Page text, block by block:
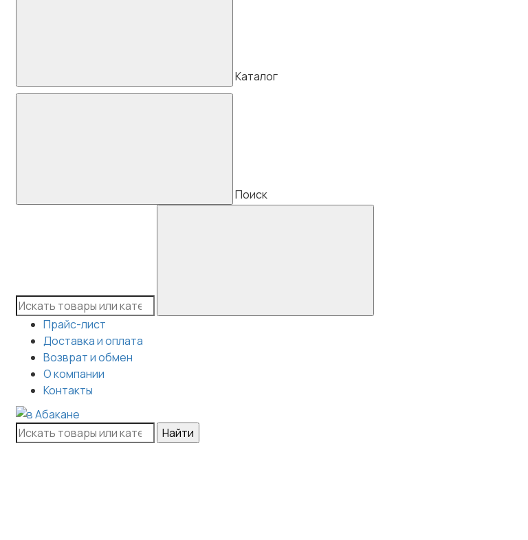
Каталог
Поиск
Прайс-лист
Доставка и оплата
Возврат и обмен
О компании
Контакты
Найти